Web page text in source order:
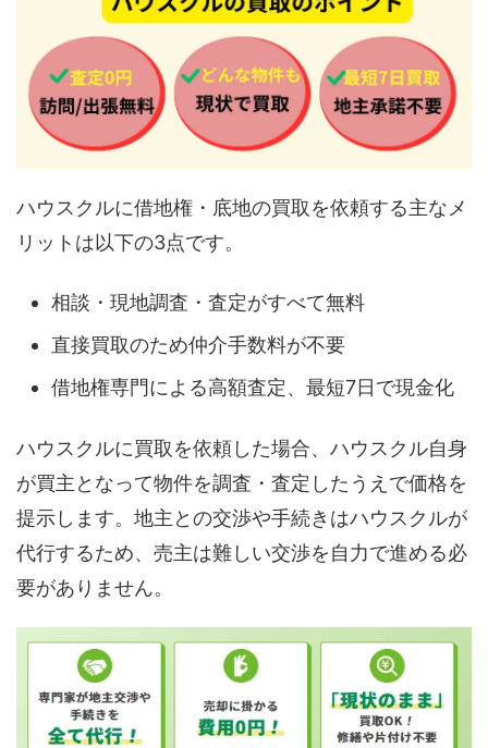
ハウスクルに借地権・底地の買取を依頼する主なメ
リットは以下の3点です。
相談・現地調査・査定がすべて無料
直接買取のため仲介手数料が不要
借地権専門による高額査定、最短7日で現金化
ハウスクルに買取を依頼した場合、ハウスクル自身
が買主となって物件を調査・査定したうえで価格を
提示します。地主との交渉や手続きはハウスクルが
代行するため、売主は難しい交渉を自力で進める必
要がありません。